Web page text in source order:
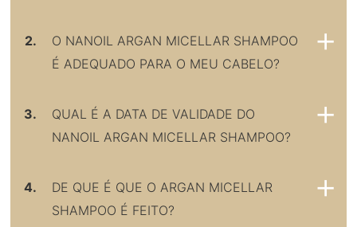
2.
O NANOIL ARGAN MICELLAR SHAMPOO
É ADEQUADO PARA O MEU CABELO?
3.
QUAL É A DATA DE VALIDADE DO
NANOIL ARGAN MICELLAR SHAMPOO?
4.
DE QUE É QUE O ARGAN MICELLAR
SHAMPOO É FEITO?